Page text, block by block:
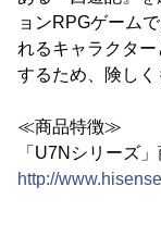
ョンRPGゲーム
れるキャラクタ
するため、険しく
≪商品特徴≫
「U7Nシリーズ
http://